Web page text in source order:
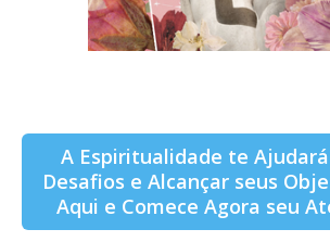
A Espiritualidade te
Desafios e Alcançar seus
Aqui e Comece Agora seu